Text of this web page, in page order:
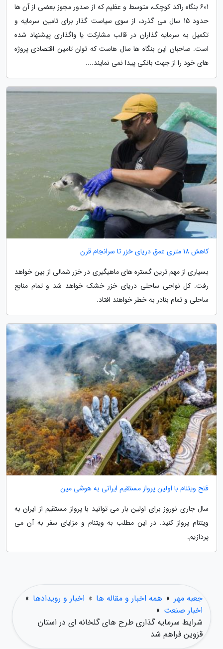
601 بنگاه راکد کوچک، متوسط و عظیم که از صدور مجوز بعضی از آن ها
حدود 15 سال می گذرد، از سوی سیاست گذار برای تامین سرمایه و
تکمیل به سرمایه گذاران در قالب مشارکت یا واگذاری پیشنهاد شده
است. صاحبان این بنگاه ها سال هاست که توان تامین اقتصادی پروژه
های خود را از جهت بانکی پیدا نمی نمایند....
کاهش 18 متری عمق دریای خزر تا سرانجام قرن
بسیاری از مهم ترین گستره های ماهیگیری در خزر شمالی از بین خواهد
رفت. کل نواحی ساحلی دریای خزر خشک خواهد شد و تمام منابع
ساحلی و تمام بنادر به خطر خواهند افتاد.
فتح ویتنام با اولین پرواز مستقیم ایرانی به هوشی مین
سال جاری نوروز برای اولین بار می توانید با پرواز مستقیم از ایران به
ویتنام پرواز کنید. در این مطلب به ویتنام و مزایای سفر به آن می
پردازیم.
جعبه مهر » همه اخبار و مقاله ها » اخبار و رویدادها »
اخبار صنعت »
شرایط سرمایه گذاری طرح های گلخانه ای در استان
قزوین فراهم شد